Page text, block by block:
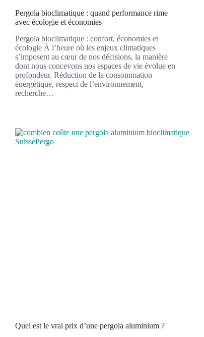
Pergola bioclimatique : quand performance rime
avec écologie et économies
Pergola bioclimatique : confort, économies et
écologie À l’heure où les enjeux climatiques
s’imposent au cœur de nos décisions, la manière
dont nous concevons nos espaces de vie évolue en
profondeur. Réduction de la consommation
énergétique, respect de l’environnement,
recherche…
Quel est le vrai prix d’une pergola aluminium ?